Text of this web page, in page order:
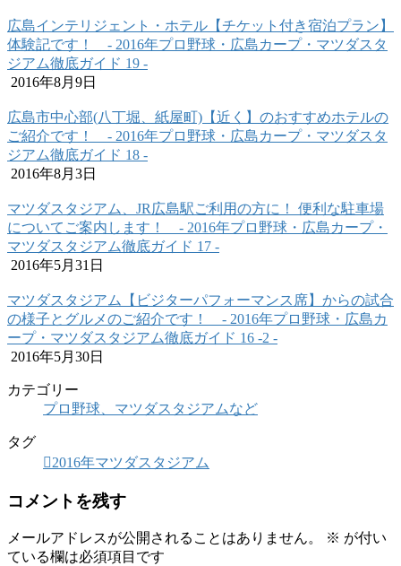
広島インテリジェント・ホテル【チケット付き宿泊プラン】
体験記です！ ‐ 2016年プロ野球・広島カープ・マツダスタ
ジアム徹底ガイド 19 ‐
2016年8月9日
広島市中心部(八丁堀、紙屋町)【近く】のおすすめホテルの
ご紹介です！ ‐ 2016年プロ野球・広島カープ・マツダスタ
ジアム徹底ガイド 18 ‐
2016年8月3日
マツダスタジアム、JR広島駅ご利用の方に！ 便利な駐車場
についてご案内します！ ‐ 2016年プロ野球・広島カープ・
マツダスタジアム徹底ガイド 17 ‐
2016年5月31日
マツダスタジアム【ビジターパフォーマンス席】からの試合
の様子とグルメのご紹介です！ ‐ 2016年プロ野球・広島カ
ープ・マツダスタジアム徹底ガイド 16 -2 ‐
2016年5月30日
カテゴリー
プロ野球、マツダスタジアムなど
タグ
2016年マツダスタジアム
コメントを残す
メールアドレスが公開されることはありません。 ※ が付い
ている欄は必須項目です